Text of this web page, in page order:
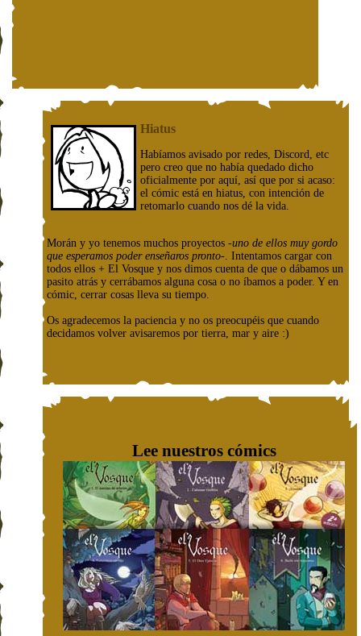
Hiatus
Habíamos avisado por redes, Discord, etc
pero creo que no había quedado dicho
oficialmente por aquí, así que por si acaso:
el cómic está en hiatus, con intención de
retomarlo cuando nos dé la vida.
Morán y yo tenemos muchos proyectos -uno de ellos muy gordo
que esperamos poder enseñaros pronto-. Intentamos cargar con
todos ellos + El Vosque y nos dimos cuenta de que o dábamos un
pasito atrás y cerrábamos alguna cosa o no íbamos a poder. Y en
cómic, cerrar cosas lleva su tiempo.
Os agradecemos la paciencia y no os preocupéis que cuando
decidamos volver avisaremos por tierra, mar y aire :)
Lee nuestros cómics